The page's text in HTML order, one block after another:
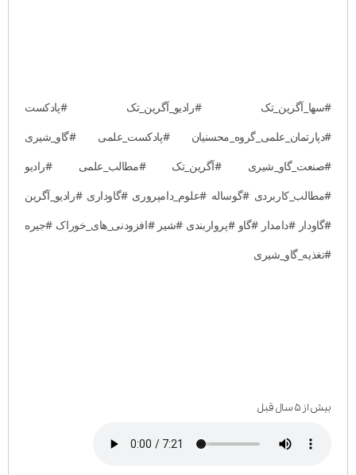
#سها_آگرین_تک #رادیو_آگرین_تک #پادکست
#دپارتمان_علمی_گروه_محسنیان #پادکست_علمی #گاو_شیری
#صنعت_گاو_شیری #آگرین_تک #مطالب_علمی #رادیو
#مطالب_کاربردی #گوساله #علوم_دامپروری #گاوداری #رادیو_آگرین
#گاودار #دامدار #گاو #پرواربندی #شیر #افزودنی_های_خوراک #جیره
#تغذیه_گاو_شیری
بیش از ۵ سال قبل